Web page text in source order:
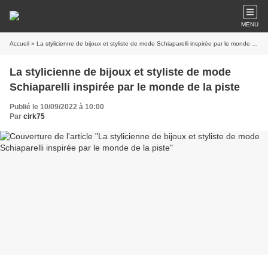
MENU
Accueil » La stylicienne de bijoux et styliste de mode Schiaparelli inspirée par le monde de la piste
La stylicienne de bijoux et styliste de mode
Schiaparelli inspirée par le monde de la piste
Publié le 10/09/2022 à 10:00
Par cirk75